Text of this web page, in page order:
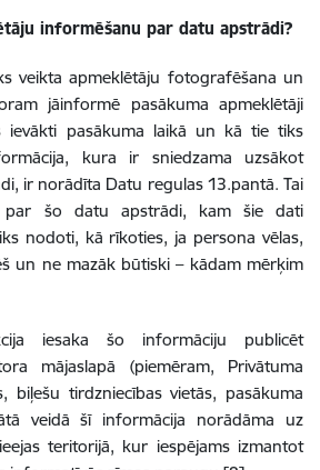
informēšanu par datu apstrādi?
veikta apmeklētāju fotografēšana un
jāinformē pasākuma apmeklētāji
pasākuma laikā un kā tie tiks
kura ir sniedzama uzsākot
ir norādīta Datu regulas 13.pantā. Tai
šo datu apstrādi, kam šie dati
nodoti, kā rīkoties, ja persona vēlas,
un ne mazāk būtiski – kādam mērķim
iesaka šo informāciju publicēt
mājaslapā (piemēram, Privātuma
biļešu tirdzniecības vietās, pasākuma
veidā šī informācija norādāma uz
teritorijā, kur iespējams izmantot